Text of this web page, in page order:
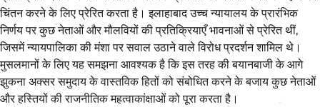
चिंतन करने के लिए प्रेरित करता है। इलाहाबाद उच्च न्यायालय के प्रारंभिक
निर्णय पर कुछ नेताओं और मौलवियों की प्रतिक्रियाएँ भावनाओं से प्रेरित थीं,
जिसमें न्यायपालिका की मंशा पर सवाल उठाने वाले विरोध प्रदर्शन शामिल थे।
मुसलमानों के लिए यह समझना आवश्यक है कि इस तरह की बयानबाजी के आगे
झुकना अक्सर समुदाय के वास्तविक हितों को संबोधित करने के बजाय कुछ नेताओं
और हस्तियों की राजनीतिक महत्वाकांक्षाओं को पूरा करता है।